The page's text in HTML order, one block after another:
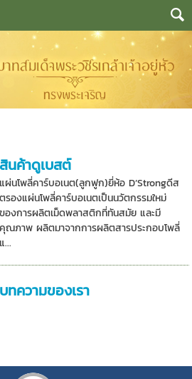
สินค้าดูเบสต์
แผ่นโพลี่คาร์บอเนต(ลูกฟูก)ยี่ห้อ D’Strongดีส
ตรองแผ่นโพลี่คาร์บอเนตเป็นนวัตกรรมใหม่
ของการผลิตเม็ดพลาสติกที่ทันสมัย และมี
คุณภาพ ผลิตมาจากการผลิตสารประกอบโพลี่
บทความของเรา